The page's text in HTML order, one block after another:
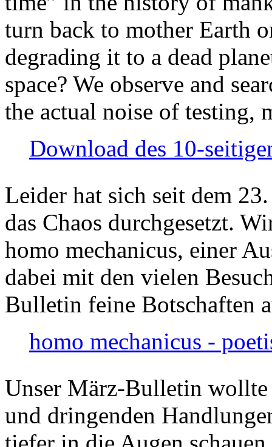
turn back to mother Earth
degrading it to a dead
space? We observe and
the actual noise of testing,
Download des 10-
Leider hat sich seit dem
das Chaos durchgesetzt.
homo mechanicus, einer
dabei mit den vielen
Bulletin feine Botschaften
homo mechanicus -
Unser März-Bulletin
und dringenden